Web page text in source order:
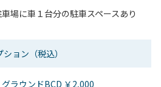
場に車１台分の駐車スペースあり
ション （税込）
ラウンドBCD ￥2,000